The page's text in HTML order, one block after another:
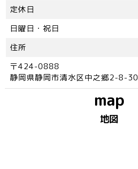
定休日
日曜日・祝日
住所
〒424-0888
静岡県静岡市清水区中之郷2-8-30
map
地図